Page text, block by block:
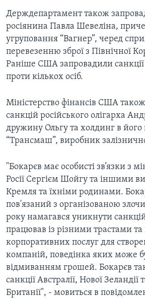
Держдепартамент також
росіянина Павла Шевеліна,
угруповання “Вагнер”, черед
перевезенню зброї з Північної
Раніше США запровадили
проти кількох осіб.
Міністерство фінансів США
санкцій російського олігарха
дружину Ольгу та холдинг в його
“Трансмаш”, виробник
"Бокарєв має особисті зв’язки з
Росії Сергієм Шойгу та іншими
Кремля та їхніми родинами.
пов'язаний з організованою
року намагався уникнути
працював із різними трастами
корпоративних послуг для
компаній, поведінка яких може
відмиванням грошей. Бокарєв
санкції Австралії, Нової Зеландії
Британії", - мовиться в